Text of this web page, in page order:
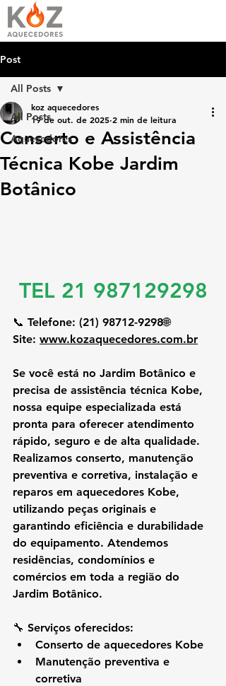
Post
All Posts
Aquecedores
All Posts
Conserto e Assistência
Técnica Kobe Jardim
Botânico
koz aquecedores
19 de out. de 2025 2 min de leitura
TEL 21 987129298
📞 Telefone: (21) 98712-9298🌐
Site: www.kozaquecedores.com.br
Se você está no Jardim Botânico e
precisa de assistência técnica Kobe,
nossa equipe especializada está
pronta para oferecer atendimento
rápido, seguro e de alta qualidade.
Realizamos conserto, manutenção
preventiva e corretiva, instalação e
reparos em aquecedores Kobe,
utilizando peças originais e
garantindo eficiência e durabilidade
do equipamento. Atendemos
residências, condomínios e
comércios em toda a região do
Jardim Botânico.
🔧 Serviços oferecidos:
Conserto de aquecedores Kobe
Manutenção preventiva e
corretiva